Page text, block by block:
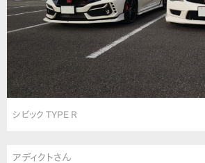
シビック TYPE R
アディクトさん